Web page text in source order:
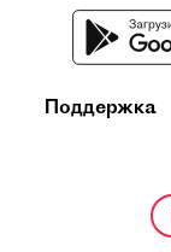
Поддержка